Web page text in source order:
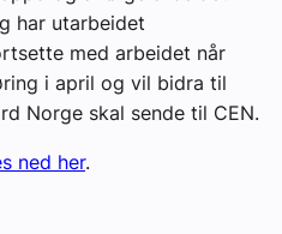
har utarbeidet
med arbeidet når
i april og vil bidra til
Norge skal sende til CEN.
ned her.